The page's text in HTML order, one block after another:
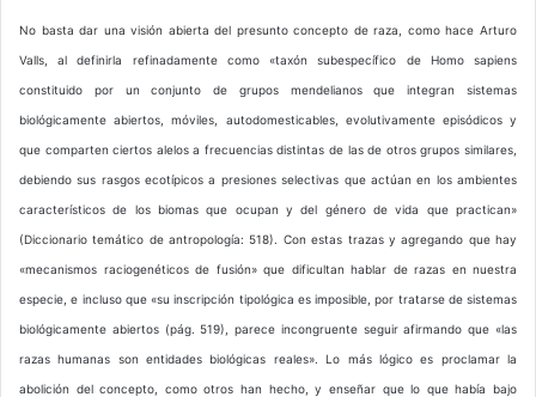
No basta dar una visión abierta del presunto concepto de raza, como hace Arturo
Valls, al definirla refinadamente como «taxón subespecífico de Homo sapiens
constituido por un conjunto de grupos mendelianos que integran sistemas
biológicamente abiertos, móviles, autodomesticables, evolutivamente episódicos y
que comparten ciertos alelos a frecuencias distintas de las de otros grupos similares,
debiendo sus rasgos ecotípicos a presiones selectivas que actúan en los ambientes
característicos de los biomas que ocupan y del género de vida que practican»
(Diccionario temático de antropología: 518). Con estas trazas y agregando que hay
«mecanismos raciogenéticos de fusión» que dificultan hablar de razas en nuestra
especie, e incluso que «su inscripción tipológica es imposible, por tratarse de sistemas
biológicamente abiertos (pág. 519), parece incongruente seguir afirmando que «las
razas humanas son entidades biológicas reales». Lo más lógico es proclamar la
abolición del concepto, como otros han hecho, y enseñar que lo que había bajo